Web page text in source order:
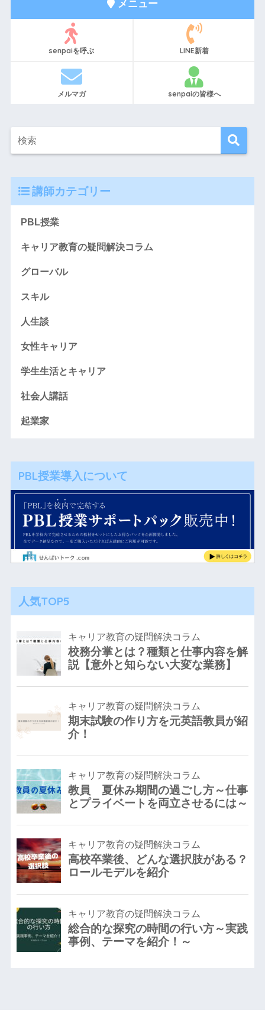
メニュー
senpaiを呼ぶ LINE新着
メルマガ senpaiの皆様へ
講師カテゴリー
PBL授業
キャリア教育の疑問解決コラム
グローバル
スキル
人生談
女性キャリア
学生生活とキャリア
社会人講話
起業家
PBL授業導入について
人気TOP5